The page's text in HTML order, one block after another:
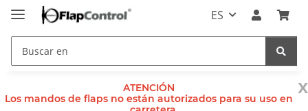
ES
x
ATENCIÓN
Los mandos de flaps no están autorizados para su uso en